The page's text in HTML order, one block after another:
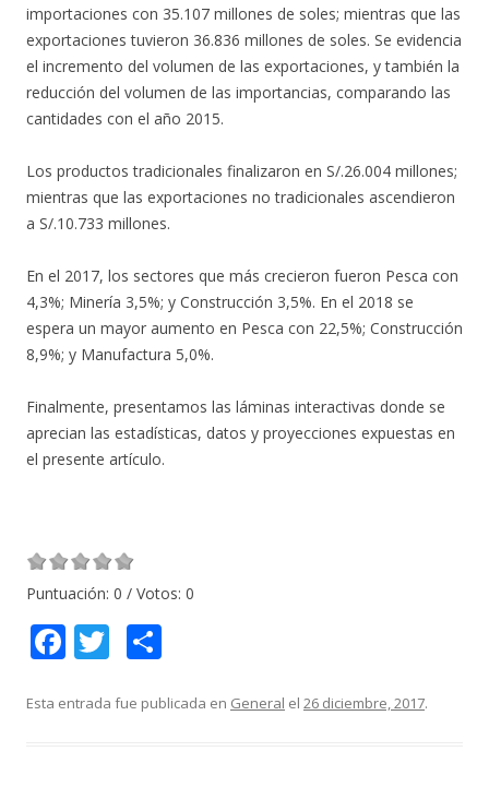
importaciones con 35.107 millones de soles; mientras que las
exportaciones tuvieron 36.836 millones de soles. Se evidencia
el incremento del volumen de las exportaciones, y también la
reducción del volumen de las importancias, comparando las
cantidades con el año 2015.
Los productos tradicionales finalizaron en S/.26.004 millones;
mientras que las exportaciones no tradicionales ascendieron
a S/.10.733 millones.
En el 2017, los sectores que más crecieron fueron Pesca con
4,3%; Minería 3,5%; y Construcción 3,5%. En el 2018 se
espera un mayor aumento en Pesca con 22,5%; Construcción
8,9%; y Manufactura 5,0%.
Finalmente, presentamos las láminas interactivas donde se
aprecian las estadísticas, datos y proyecciones expuestas en
el presente artículo.
Puntuación: 0 / Votos: 0
F
e
T
itt m
Esta entrada fue publicada en General el 26 diciembre, 2017.